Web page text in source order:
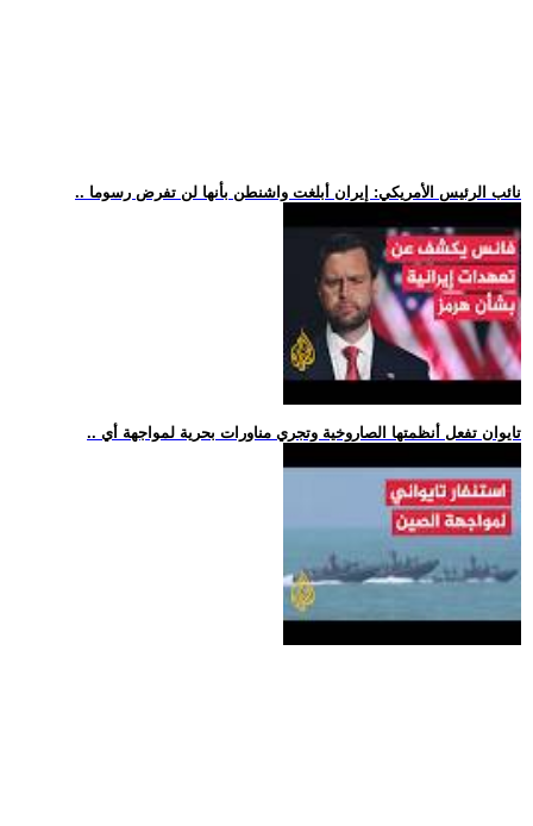
.. نائب الرئيس الأمريكي: إيران أبلغت واشنطن بأنها لن تفرض رسوما
.. تايوان تفعل أنظمتها الصاروخية وتجري مناورات بحرية لمواجهة أي